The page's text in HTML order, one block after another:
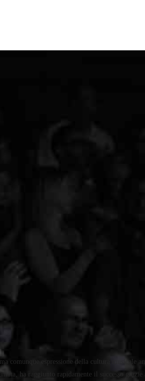
comunque espressione della cultura
ha raggiunto rapidamente il successo